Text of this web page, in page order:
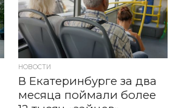
жаловаться на чистоту
в общественном...
НОВОСТИ
В Екатеринбурге за два
месяца поймали более